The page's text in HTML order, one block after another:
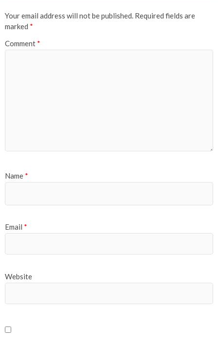
Your email address will not be published. Required fields are
marked *
Comment *
Name *
Email *
Website